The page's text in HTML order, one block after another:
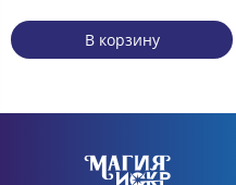
В корзину